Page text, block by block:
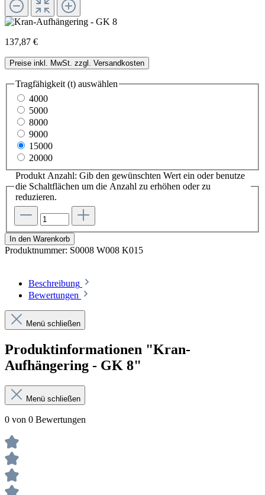
137,87 €
Preise inkl. MwSt. zzgl. Versandkosten
Tragfähigkeit (t) auswählen
4000
5000
8000
9000
15000
20000
Produkt Anzahl: Gib den gewünschten Wert ein oder benutze
die Schaltflächen um die Anzahl zu erhöhen oder zu
reduzieren.
In den Warenkorb
Produktnummer: S0008 W008 K015
Beschreibung
Bewertungen
Menü schließen
Produktinformationen "Kran-
Aufhängering - GK 8"
Menü schließen
0 von 0 Bewertungen